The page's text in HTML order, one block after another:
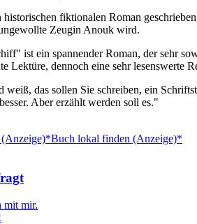
fiktionalen Roman
Zeugin Anouk wird.
ist ein spannender Roman, der sehr
Lektüre, dennoch eine sehr lesenswerte
weiß, das sollen Sie schreiben, ein
Aber erzählt werden soll es."
Buch lokal finden (Anzeige)*
mit mir.